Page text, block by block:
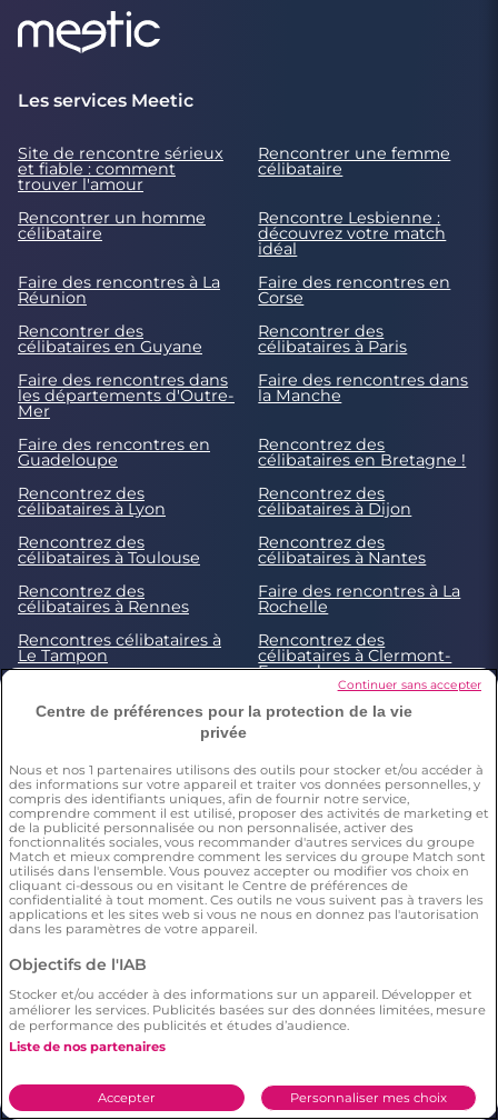
Les services Meetic
Site de rencontre sérieux
et fiable : comment
trouver l'amour
Rencontrer une femme
célibataire
Rencontrer un homme
célibataire
Rencontre Lesbienne :
découvrez votre match
idéal
Faire des rencontres à La
Réunion
Faire des rencontres en
Corse
Rencontrer des
célibataires en Guyane
Rencontrer des
célibataires à Paris
Faire des rencontres dans
les départements d'Outre-
Mer
Faire des rencontres dans
la Manche
Faire des rencontres en
Guadeloupe
Rencontrez des
célibataires en Bretagne !
Rencontrez des
célibataires à Lyon
Rencontrez des
célibataires à Dijon
Rencontrez des
célibataires à Toulouse
Rencontrez des
célibataires à Nantes
Rencontrez des
célibataires à Rennes
Faire des rencontres à La
Rochelle
Rencontres célibataires à
Le Tampon
Rencontrez des
célibataires à Clermont-
Ferrand
Rencontrez des
célibataires à Strasbourg
© 2026 by Meetic. Tous droits réservés. Un siteMeetic
Europe
Meetic, l’un des meilleurs sites gratuits de
rencontre sérieuse. Des fonctionnalités gratuites
pour faire de vraies rencontres en toute sécurité :
profils contrôlés, critères de recherche précis et
géolocalisation pour trouver l’amour près de chez
Conditions générales
Charte d’utilisation des cookies
Conditions Générales applicables aux Events
Centre de préférences pour la protection de la vie
privée
Nous et nos 1 partenaires utilisons des outils pour stocker et/ou accéder à
des informations sur votre appareil et traiter vos données personnelles, y
compris des identifiants uniques, afin de fournir notre service,
comprendre comment il est utilisé, proposer des activités de marketing et
de la publicité personnalisée ou non personnalisée, activer des
fonctionnalités sociales, vous recommander d'autres services du groupe
Match et mieux comprendre comment les services du groupe Match sont
utilisés dans l'ensemble. Vous pouvez accepter ou modifier vos choix en
cliquant ci-dessous ou en visitant le Centre de préférences de
confidentialité à tout moment. Ces outils ne vous suivent pas à travers les
applications et les sites web si vous ne nous en donnez pas l'autorisation
dans les paramètres de votre appareil.
Objectifs de l'IAB
Stocker et/ou accéder à des informations sur un appareil. Développer et
améliorer les services. Publicités basées sur des données limitées, mesure
de performance des publicités et études d’audience.
Liste de nos partenaires
Personnaliser mes choix
Accepter
Continuer sans accepter